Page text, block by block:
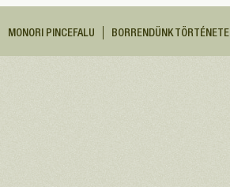
MONORI PINCEFALU BORRENDÜNK TÖRTÉNETE